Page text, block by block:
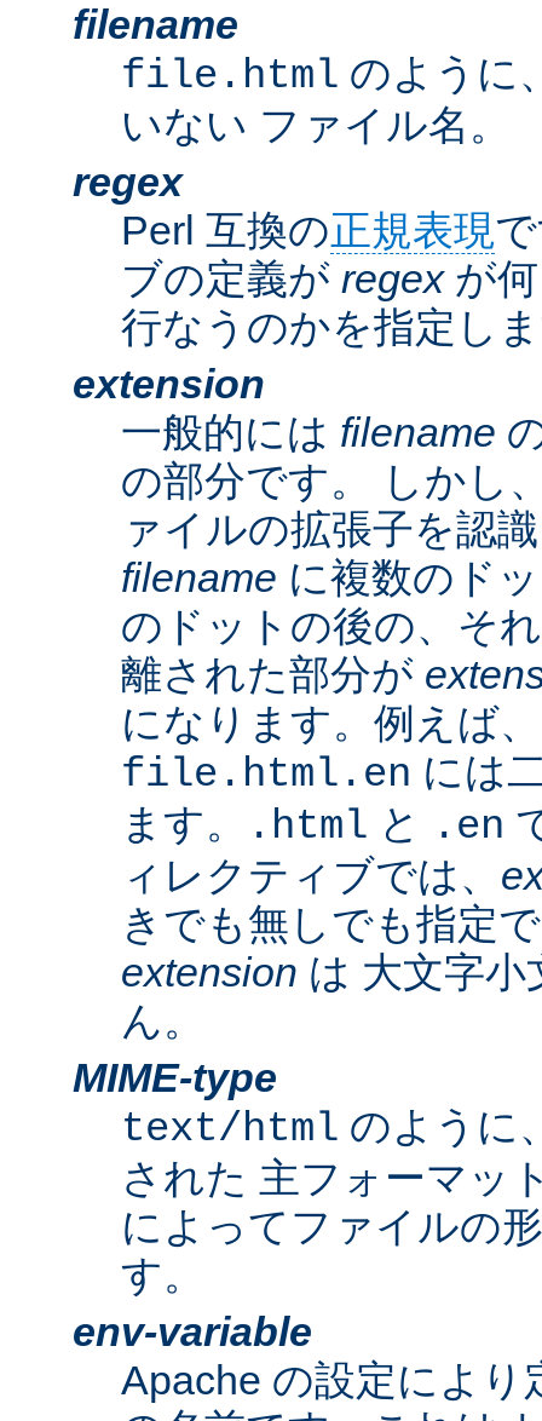
filename
file.html のように
いない ファイル名。
regex
Perl 互換の正規表現
ブの定義が regexが何
行なうのかを指定し
extension
一般的には filename
の部分です。 しかし
ァイルの拡張子を認
filename に複数のド
のドットの後の、そ
離された部分が
になります。例えば、
file.html.en には
ます。
.html と .en
ィレクティブでは、
きでも無しでも指定
extension は 大文字
ん。
MIME-type
text/html のように
された 主フォーマッ
によってファイルの
す。
env-variable
Apache の設定によ